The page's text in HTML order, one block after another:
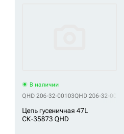
В наличии
QHD 206-32-00103QHD 206-32-00104
Цепь гусеничная 47L
СК-35873 QHD